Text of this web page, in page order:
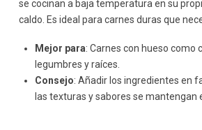
se cocinan a baja temperatura en su
caldo. Es ideal para carnes duras que
Mejor para: Carnes con hueso como
legumbres y raíces.
Consejo: Añadir los ingredientes en
las texturas y sabores se mantengan